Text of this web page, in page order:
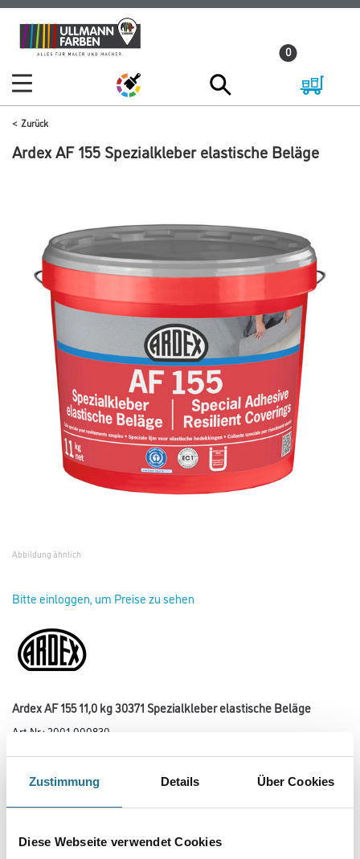
Zustimmung Details Über Cookies
Diese Webseite verwendet Cookies
Zum
Inhalt
Zum
Navigationsmenü
0
Zurück
Ardex AF 155 Spezialkleber elastische Beläge
Abbildung ähnlich
Bitte einloggen, um Preise zu sehen
Ardex AF 155 11,0 kg 30371 Spezialkleber elastische Beläge
Art-Nr.:2001-000830
Ardex AF 155 der Spezialkleber für elastische Beläge. Ardex AF 155 ist
seine lange Einlegezeit kann der Belag ideal in der Halbnassphase
Blasenbildung minimiert. Dispersionsklebstoff zur Verklebung von
auf saugfähigen und nicht saugfähigen Untergründen.